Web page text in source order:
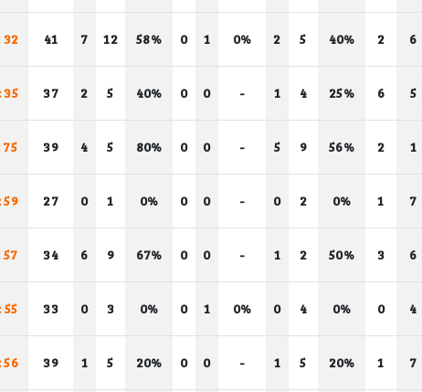
32 41 7 12 58% 0 1 0% 2 5 40% 2 6
35 37 2 5 40% 0 0 - 1 4 25% 6 5
75 39 4 5 80% 0 0 - 5 9 56% 2 1
59 27 0 1 0% 0 0 - 0 2 0% 1 7
57 34 6 9 67% 0 0 - 1 2 50% 3 6
55 33 0 3 0% 0 1 0% 0 4 0% 0 4
56 39 1 5 20% 0 0 - 1 5 20% 1 7